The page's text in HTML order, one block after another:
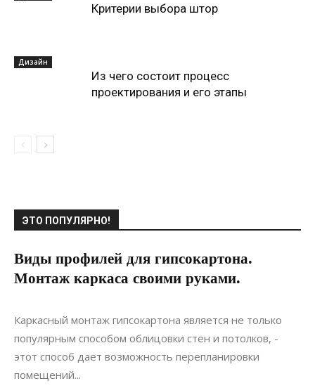
Критерии выбора штор
Дизайн
Из чего состоит процесс
проектирования и его этапы
ЭТО ПОПУЛЯРНО!
Виды профилей для гипсокартона.
Монтаж каркаса своими руками.
29.06.2019
Каркасный монтаж гипсокартона является не только
популярным способом облицовки стен и потолков, -
этот способ дает возможность перепланировки
помещений...